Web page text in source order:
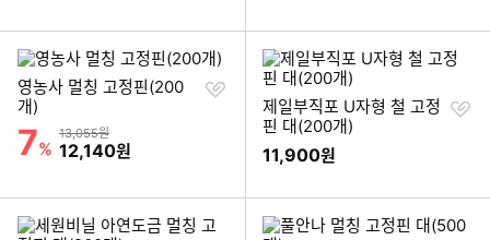
영농사 멀칭 고정핀(200
개)
할인률
7%
상품금액
13,055원
할인금액
12,140원
찜
제일부직포 U자형 철 고정
핀 대(200개)
11,900원
찜